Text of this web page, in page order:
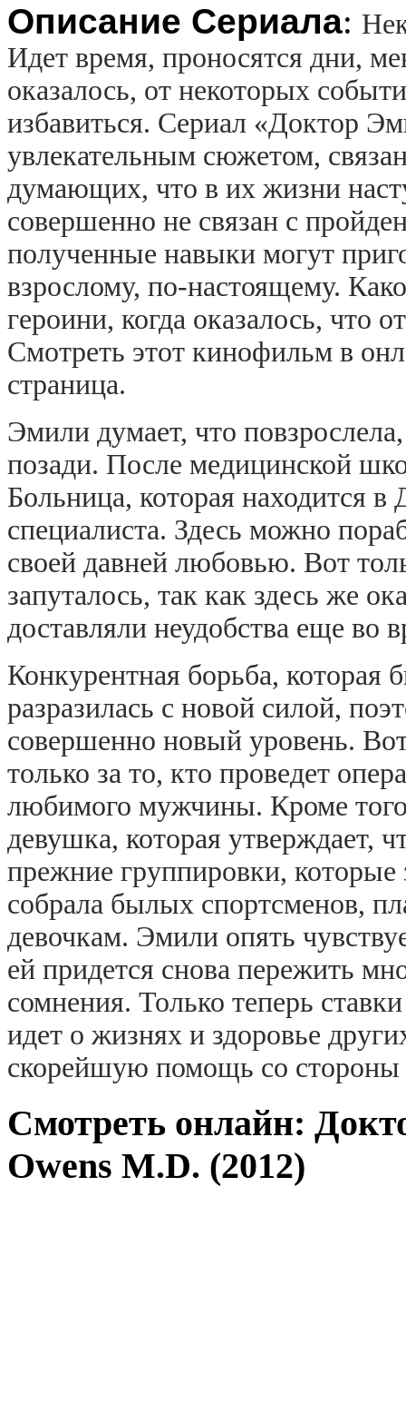
Описание Сериала:
Идет время, проносятся дни,
оказалось, от некоторых
избавиться. Сериал «Доктор
увлекательным сюжетом,
думающих, что в их жизни
совершенно не связан с
полученные навыки могут
взрослому, по-настоящему.
героини, когда оказалось, что
Смотреть этот кинофильм в
страница.
Эмили думает, что
позади. После медицинской
Больница, которая находится
специалиста. Здесь можно
своей давней любовью. Вот
запуталось, так как здесь же
доставляли неудобства еще во
Конкурентная борьба, которая
разразилась с новой силой,
совершенно новый уровень.
только за то, кто проведет
любимого мужчины. Кроме
девушка, которая утверждает,
прежние группировки,
собрала былых спортсменов,
девочкам. Эмили опять
ей придется снова пережить
сомнения. Только теперь
идет о жизнях и здоровье
скорейшую помощь со стороны
Смотреть онлайн:
Owens M.D. (2012)